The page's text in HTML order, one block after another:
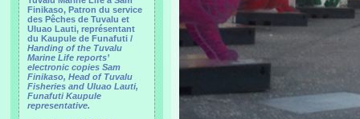
Finikaso, Patron du service
des Pêches de Tuvalu et
Uluao Lauti, représentant
du Kaupule de Funafuti /
Handing of the Tuvalu
Marine Life reports’
electronic copies Sam
Finikaso, Head of Tuvalu
Fisheries and Uluao Lauti,
Funafuti Kaupule
representative.